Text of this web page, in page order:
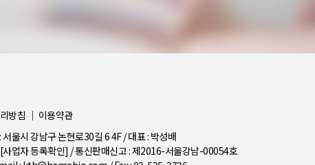
방침 ｜ 이용약관
울시 강남구 논현로30길 6 4F / 대표 : 박성배
[사업자 등록확인] / 통신판매신고 : 제2016-서울강남-00054호